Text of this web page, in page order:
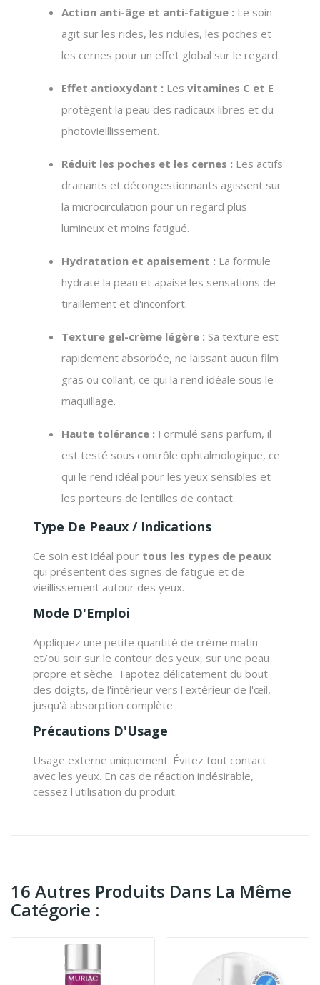
Action anti-âge et anti-fatigue : Le soin
agit sur les rides, les ridules, les poches et
les cernes pour un effet global sur le regard.
Effet antioxydant : Les vitamines C et E
protègent la peau des radicaux libres et du
photovieillissement.
Réduit les poches et les cernes : Les actifs
drainants et décongestionnants agissent sur
la microcirculation pour un regard plus
lumineux et moins fatigué.
Hydratation et apaisement : La formule
hydrate la peau et apaise les sensations de
tiraillement et d'inconfort.
Texture gel-crème légère : Sa texture est
rapidement absorbée, ne laissant aucun film
gras ou collant, ce qui la rend idéale sous le
maquillage.
Haute tolérance : Formulé sans parfum, il
est testé sous contrôle ophtalmologique, ce
qui le rend idéal pour les yeux sensibles et
les porteurs de lentilles de contact.
Type De Peaux / Indications
Ce soin est idéal pour tous les types de peaux
qui présentent des signes de fatigue et de
vieillissement autour des yeux.
Mode D'Emploi
Appliquez une petite quantité de crème matin
et/ou soir sur le contour des yeux, sur une peau
propre et sèche. Tapotez délicatement du bout
des doigts, de l'intérieur vers l'extérieur de l'œil,
jusqu'à absorption complète.
Précautions D'Usage
Usage externe uniquement. Évitez tout contact
avec les yeux. En cas de réaction indésirable,
cessez l'utilisation du produit.
16 Autres Produits Dans La Même
Catégorie :